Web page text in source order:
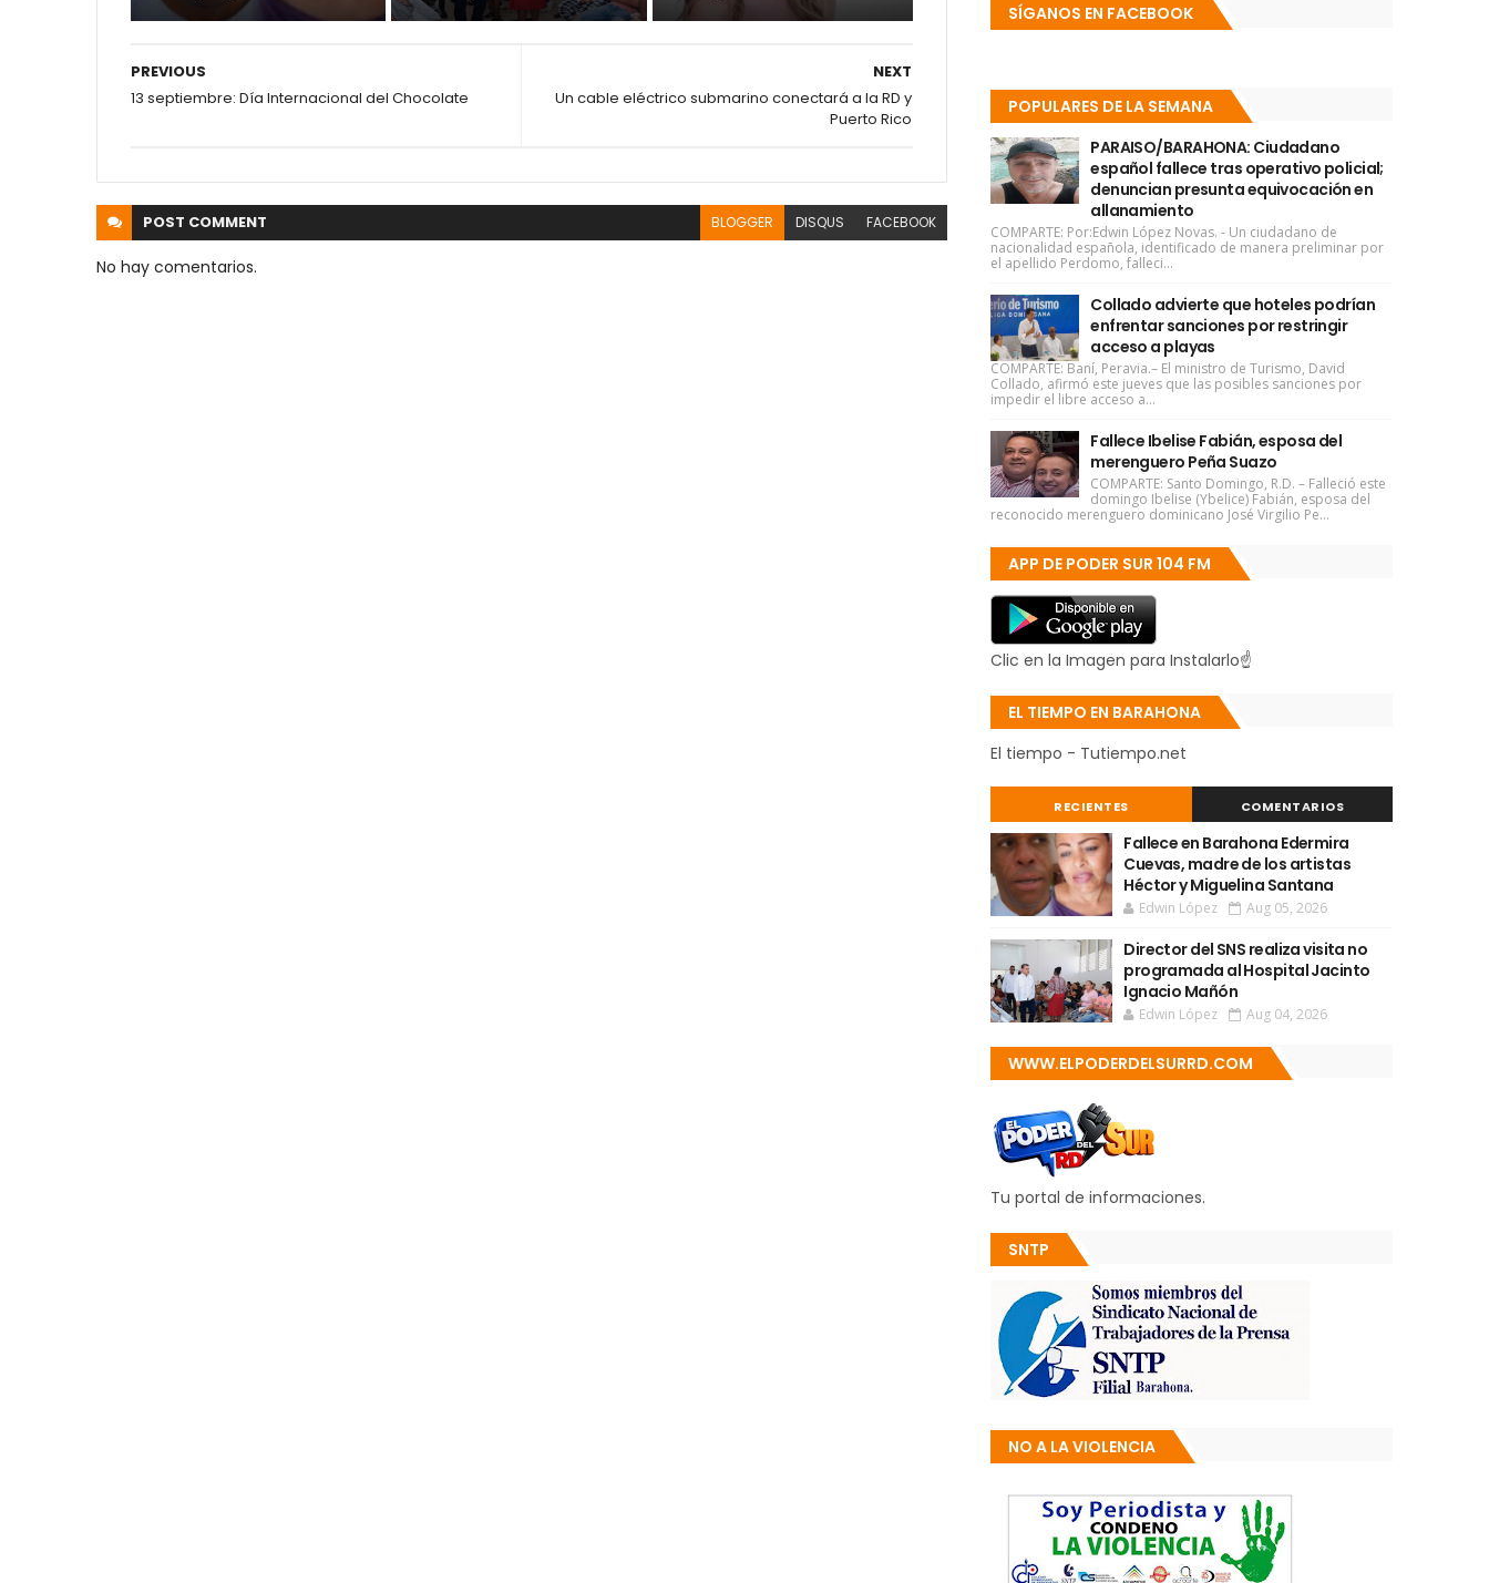
NEXT
Un cable eléctrico submarino conectará a la RD y
Puerto Rico
PREVIOUS
13 septiembre: Día Internacional del Chocolate
POST COMMENT BLOGGER DISQUS FACEBOOK
No hay comentarios.
SÍGANOS EN FACEBOOK
POPULARES DE LA SEMANA
PARAISO/BARAHONA: Ciudadano
español fallece tras operativo policial;
denuncian presunta equivocación en
allanamiento
COMPARTE: Por:Edwin López Novas. - Un ciudadano de
nacionalidad española, identificado de manera preliminar por
el apellido Perdomo, falleci...
Collado advierte que hoteles podrían
enfrentar sanciones por restringir
acceso a playas
COMPARTE: Baní, Peravia.– El ministro de Turismo, David
Collado, afirmó este jueves que las posibles sanciones por
impedir el libre acceso a...
Fallece Ibelise Fabián, esposa del
merenguero Peña Suazo
COMPARTE: Santo Domingo, R.D. – Falleció este
domingo Ibelise (Ybelice) Fabián, esposa del
reconocido merenguero dominicano José Virgilio Pe...
APP DE PODER SUR 104 FM
Clic en la Imagen para Instalarlo☝
EL TIEMPO EN BARAHONA
El tiempo - Tutiempo.net
RECIENTES COMENTARIOS
Fallece en Barahona Edermira
Cuevas, madre de los artistas
Héctor y Miguelina Santana
Edwin López Aug 05, 2026
Director del SNS realiza visita no
programada al Hospital Jacinto
Ignacio Mañón
Edwin López Aug 04, 2026
WWW.ELPODERDELSURRD.COM
Tu portal de informaciones.
SNTP
NO A LA VIOLENCIA